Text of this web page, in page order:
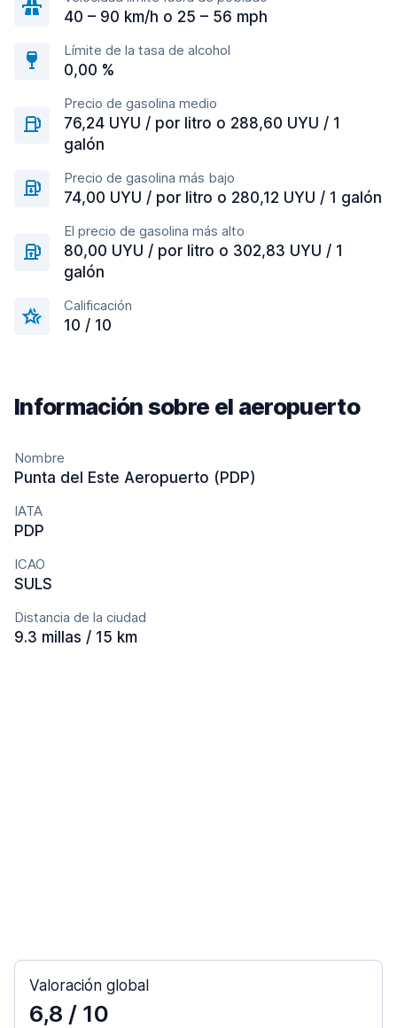
40 – 90 km/h o 25 – 56 mph
Límite de la tasa de alcohol
0,00 %
Precio de gasolina medio
76,24 UYU / por litro o 288,60 UYU / 1
galón
Precio de gasolina más bajo
74,00 UYU / por litro o 280,12 UYU / 1 galón
El precio de gasolina más alto
80,00 UYU / por litro o 302,83 UYU / 1
galón
Calificación
10 / 10
Información sobre el aeropuerto
Nombre
Punta del Este Aeropuerto (PDP)
IATA
PDP
ICAO
SULS
Distancia de la ciudad
9.3 millas / 15 km
Valoración global
6,8 / 10